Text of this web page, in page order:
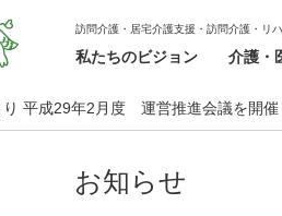
訪問介護・居宅介護支援・訪問介護・リ
私たちのビジョン 介護・
り 平成29年2月度 運営推進会議を開催
お知らせ